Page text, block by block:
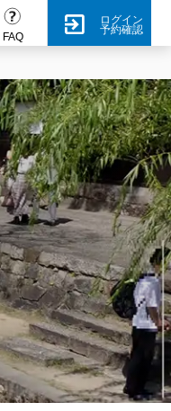
FAQ
ログイン
予約確認